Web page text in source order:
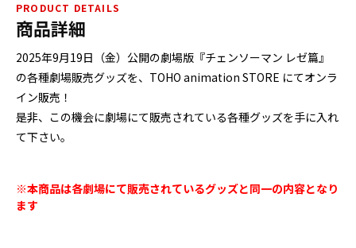
PRODUCT DETAILS
商品詳細
2025年9月19日（金）公開の劇場版『チェンソーマン レゼ篇』
の各種劇場販売グッズを、TOHO animation STORE にてオンラ
イン販売！
是非、この機会に劇場にて販売されている各種グッズを手に入れ
て下さい。
※本商品は各劇場にて販売されているグッズと同一の内容となり
ます